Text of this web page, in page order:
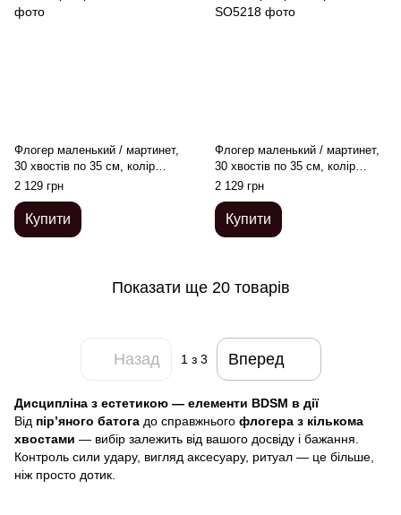
Флогер маленький / мартинет,
30 хвостів по 35 см, колір
червоний
2 129 грн
Купити
Флогер маленький / мартинет,
30 хвостів по 35 см, колір
чорно-червоний
2 129 грн
Купити
Показати ще 20 товарів
Назад 1 з 3 Вперед
Дисципліна з естетикою — елементи BDSM в дії
Від пір’яного батога до справжнього флогера з кількома
хвостами — вибір залежить від вашого досвіду і бажання.
Контроль сили удару, вигляд аксесуару, ритуал — це більше,
ніж просто дотик.